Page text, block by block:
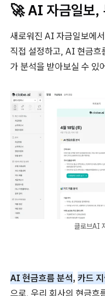
🚀 AI 자금일보,
새로워진 AI 자금일보에
직접 설정하고, AI 현금흐
가 분석을 받아보실 수 있
클로브AI
AI 현금흐름 분석, 카드
으로, 우리 회사의 현금흐